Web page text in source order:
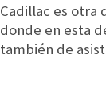
Cadillac es otra
donde en esta
también de